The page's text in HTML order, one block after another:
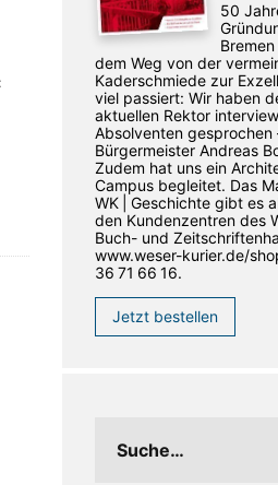
50
dem Weg von der
Kaderschmiede zur
viel passiert: Wir haben
aktuellen Rektor
Absolventen gesprochen
Bürgermeister Andreas
Zudem hat uns ein
Campus begleitet. Das
WK | Geschichte gibt es
den ­Kundenzentren des
Buch- und
www.weser-kurier.de/
36 71 66 16.
Jetzt bestellen